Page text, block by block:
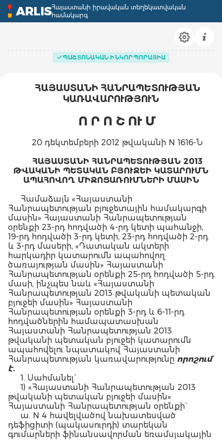
ARLISՀայաստանի իրավական տեղեկատվական
համակարգ
ՊԱՇՏՈՆԱԿԱՆ ԻՆԿՈՐՊՈՐԱՑԻԱ
ՀԱՅԱՍՏԱՆԻ ՀԱՆՐԱՊԵՏՈՒԹՅԱՆ
ԿԱՌԱՎԱՐՈՒԹՅՈՒՆ
Ո Ր Ո Շ ՈՒ Մ
20 դեկտեմբերի 2012 թվականի N 1616-Ն
ՀԱՅԱՍՏԱՆԻ ՀԱՆՐԱՊԵՏՈՒԹՅԱՆ 2013
ԹՎԱԿԱՆԻ ՊԵՏԱԿԱՆ ԲՅՈՒՋԵԻ ԿԱՏԱՐՈՒՄՆ
ԱՊԱՀՈՎՈՂ ՄԻՋՈՑԱՌՈՒՄՆԵՐԻ ՄԱՍԻՆ
Համաձայն «Հայաստանի
Հանրապետության բյուջետային համակարգի
մասին» Հայաստանի Հանրապետության
օրենքի 23-րդ հոդվածի 4-րդ կետի պահանջի,
19-րդ հոդվածի 3-րդ կետի, 23-րդ հոդվածի 2-րդ
և 3-րդ մասերի, «Դատական ակտերի
հարկադիր կատարումն ապահովող
ծառայության մասին» Հայաստանի
Հանրապետության օրենքի 25-րդ հոդվածի 5-րդ
մասի, ինչպես նաև «Հայաստանի
Հանրապետության 2013 թվականի պետական
բյուջեի մասին» Հայաստանի
Հանրապետության օրենքի 3-րդ և 6-11-րդ
հոդվածներին համապատասխան
Հայաստանի Հանրապետության 2013
թվականի պետական բյուջեի կատարումն
ապահովելու նպատակով Հայաստանի
Հանրապետության կառավարությունը որոշում
է.
1. Սահմանել`
1) «Հայաստանի Հանրապետության 2013
թվականի պետական բյուջեի մասին»
Հայաստանի Հանրապետության օրենքի`
ա. N 4 հավելվածով նախատեսված
դեֆիցիտի (պակասուրդի) տարեկան
գումարների ֆինանսավորման եռամսյակային